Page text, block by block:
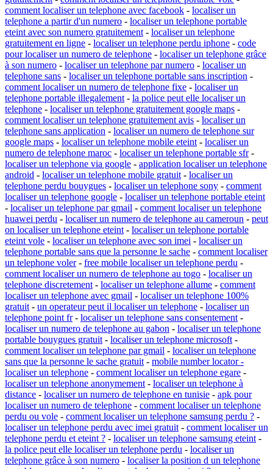
comment localiser un telephone avec facebook - localiser un
telephone a partir d'un numero - localiser un telephone portable
eteint avec son numero gratuitement - localiser un telephone
gratuitement en ligne - localiser un telephone perdu iphone - code
pour localiser un numero de telephone - localiser un telephone grâce
à son numero - localiser un telephone par numero - localiser un
telephone sans - localiser un telephone portable sans inscription -
comment localiser un numero de telephone fixe - localiser un
telephone portable illegalement - la police peut elle localiser un
telephone - localiser un telephone gratuitement google maps -
comment localiser un telephone gratuitement avis - localiser un
telephone sans application - localiser un numero de telephone sur
google maps - localiser un telephone mobile eteint - localiser un
numero de telephone maroc - localiser un telephone portable sfr-
localiser un telephone via google - application localiser un telephone
android - localiser un telephone mobile gratuit - localiser un
telephone perdu bouygues - localiser un telephone sony - comment
localiser un telephone google - localiser un telephone portable eteint
- localiser un telephone par gmail - comment localiser un telephone
huawei perdu - localiser un numero de telephone au cameroun - peut
on localiser un telephone eteint - localiser un telephone portable
eteint vole - localiser un telephone avec son imei - localiser un
telephone portable sans que la personne le sache - comment localiser
un telephone voler- free mobile localiser un telephone perdu -
comment localiser un numero de telephone au togo - localiser un
telephone discretement - localiser un telephone allume - comment
localiser un telephone avec gmail - localiser un telephone 100%
gratuit - un operateur peut il localiser un telephone - localiser un
telephone point fr- localiser un telephone sans consentement -
localiser un numero de telephone au gabon - localiser un telephone
portable bouygues gratuit - localiser un telephone microsoft -
comment localiser un telephone par gmail - localiser un telephone
sans que la personne le sache gratuit - mobile number locator -
localiser un telephone - comment localiser un telephone egare -
localiser un telephone anonymement - localiser un telephone à
distance - localiser un numero de telephone en tunisie - apk pour
localiser un numero de telephone - comment localiser un telephone
perdu ou vole - comment localiser un telephone samsung perdu ? -
localiser un telephone perdu avec imei gratuit - comment localiser un
telephone perdu et eteint ? - localiser un telephone samsung eteint -
la police peut elle localiser un telephone perdu - localiser un
telephone grâce à son numero - localiser la position d un telephone